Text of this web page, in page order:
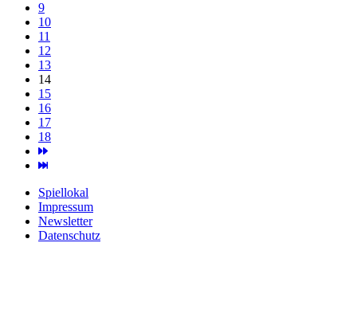
9
10
11
12
13
14
15
16
17
18
Spiellokal
Impressum
Newsletter
Datenschutz